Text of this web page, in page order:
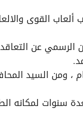
القوى
الرسمي عن
، ومن السيد
سنوات لمكانه